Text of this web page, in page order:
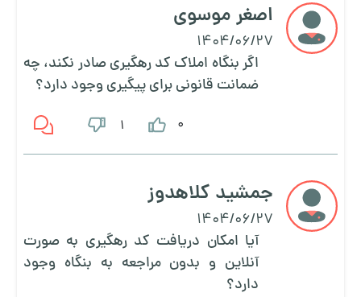
اصغر موسوی
1404/06/27
اگر بنگاه املاک کد رهگیری صادر نکند، چه
ضمانت قانونی برای پیگیری وجود دارد؟
0
1
جمشید کلاهدوز
1404/06/27
آیا امکان دریافت کد رهگیری به صورت
آنلاین و بدون مراجعه به بنگاه وجود
دارد؟